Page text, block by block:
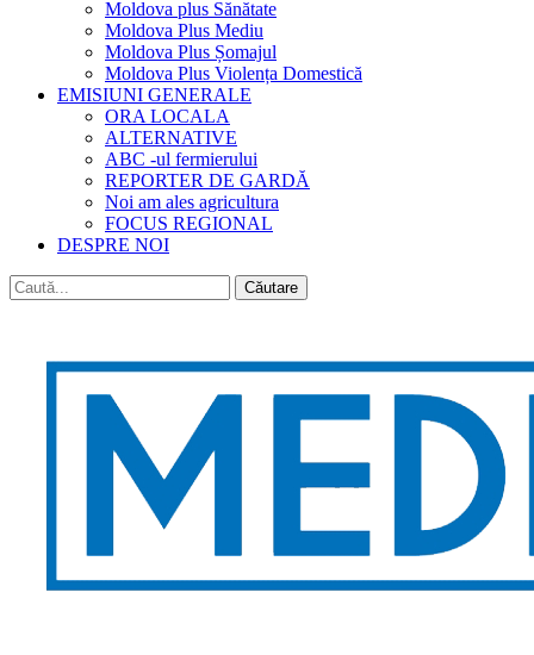
Moldova plus Sănătate
Moldova Plus Mediu
Moldova Plus Șomajul
Moldova Plus Violența Domestică
EMISIUNI GENERALE
ORA LOCALA
ALTERNATIVE
ABC -ul fermierului
REPORTER DE GARDĂ
Noi am ales agricultura
FOCUS REGIONAL
DESPRE NOI